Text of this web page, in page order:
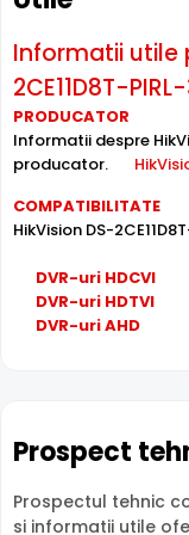
exterior
picior".
INFRAROSU pana la
Poate oferi imagini
iluminare scazuta,
DS-2CE11D8T-
Camera HIKVISION
momentul instalarii
Informatii utile
2CE11D8T-
PRODUCATOR
Informatii despre
producator.
COMPATIBILITATE
HikVision DS-
DVR-uri HDCVI
DVR-uri HDTVI
DVR-uri AHD
Prospect
Prospectul tehnic
si informatii utile